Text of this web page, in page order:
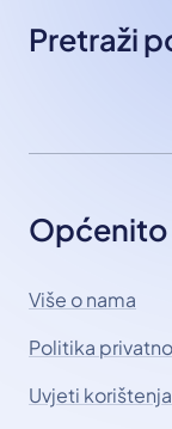
Pretraži
Općenito
Više o nama
Politika
Uvjeti korištenja